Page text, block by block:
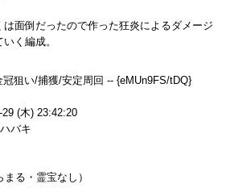
面倒だったので作った狂炎によるダメージ
く編成。
狙い/捕獲/安定周回 -- {eMUn9FS/tDQ}
(木) 23:42:20
バキ
る・霊宝なし）